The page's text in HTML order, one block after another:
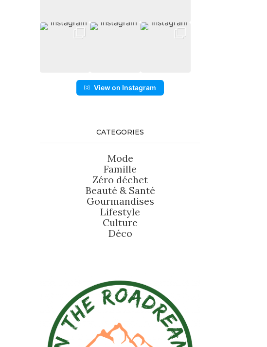
View on Instagram
CATEGORIES
Mode
Famille
Zéro déchet
Beauté & Santé
Gourmandises
Lifestyle
Culture
Déco